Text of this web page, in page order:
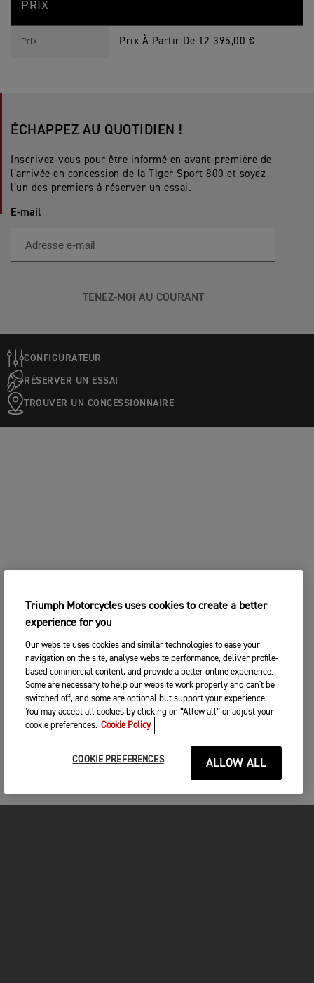
PRIX
Prix Prix À Partir De 12 395,00 €
ÉCHAPPEZ AU QUOTIDIEN ! ​
Inscrivez-vous pour être informé en avant-première de
l’arrivée en concession de la Tiger Sport 800 et soyez
l’un des premiers à réserver un essai.
E-mail
TENEZ-MOI AU COURANT
CONFIGURATEUR
RÉSERVER UN ESSAI
TROUVER UN CONCESSIONNAIRE
Triumph Motorcycles uses cookies to create a better
experience for you
Our website uses cookies and similar technologies to ease your
navigation on the site, analyse website performance, deliver profile-
based commercial content, and provide a better online experience.
Some are necessary to help our website work properly and can't be
switched off, and some are optional but support your experience.
You may accept all cookies by clicking on “Allow all” or adjust your
cookie preferences. Cookie Policy
COOKIE PREFERENCES ALLOW ALL